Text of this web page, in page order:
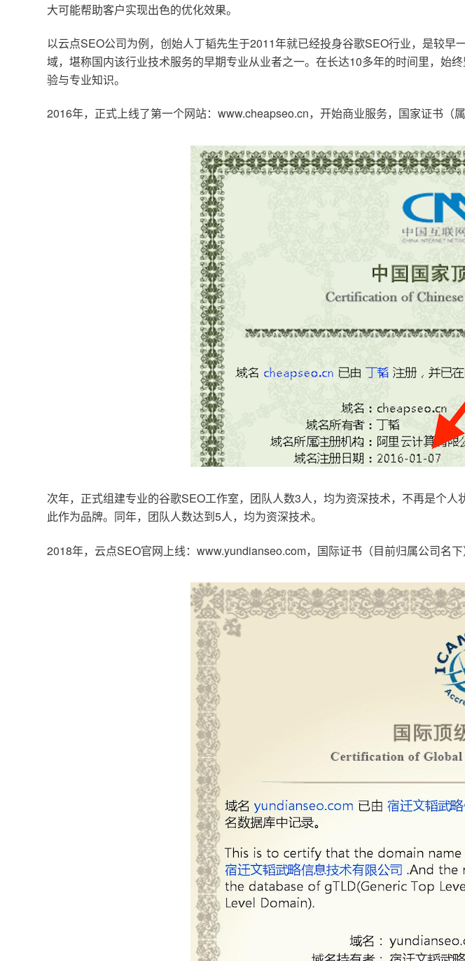
大可能帮助客户实现出色的优化效果。
以云点SEO公司为例，创始人丁韬先生于2011年就已经投身谷歌SEO行业，是较
域，堪称国内该行业技术服务的早期专业从业者之一。在长达10多年的时间里，始
验与专业知识。
2016年，正式上线了第一个网站：www.cheapseo.cn，开始商业服务，国家证书（属
次年，正式组建专业的谷歌SEO工作室，团队人数3人，均为资深技术，不再是个
此作为品牌。同年，团队人数达到5人，均为资深技术。
2018年，云点SEO官网上线：www.yundianseo.com，国际证书（目前归属公司名下